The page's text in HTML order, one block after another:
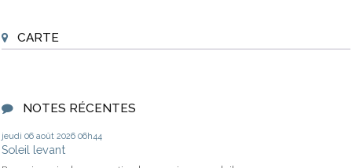
CARTE
NOTES RÉCENTES
jeudi 06 août 2026 06h44
Soleil levant